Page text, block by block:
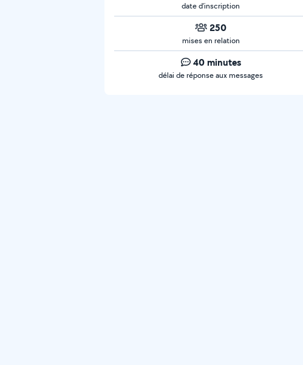
date d’inscription
250
mises en relation
40 minutes
délai de réponse aux messages